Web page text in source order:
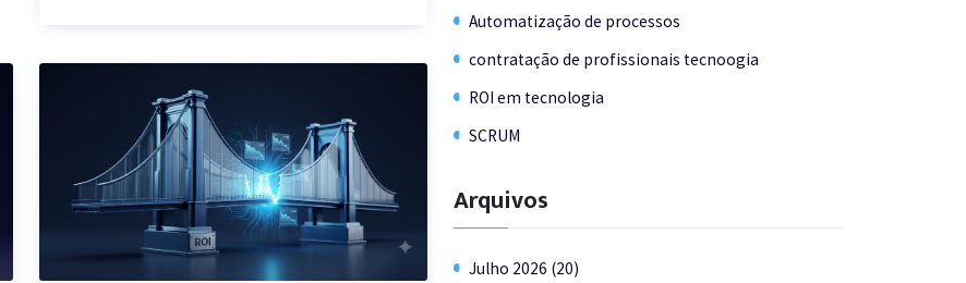
Automatização de processos
contratação de profissionais tecnoogia
ROI em tecnologia
SCRUM
Arquivos
Julho 2026 (20)